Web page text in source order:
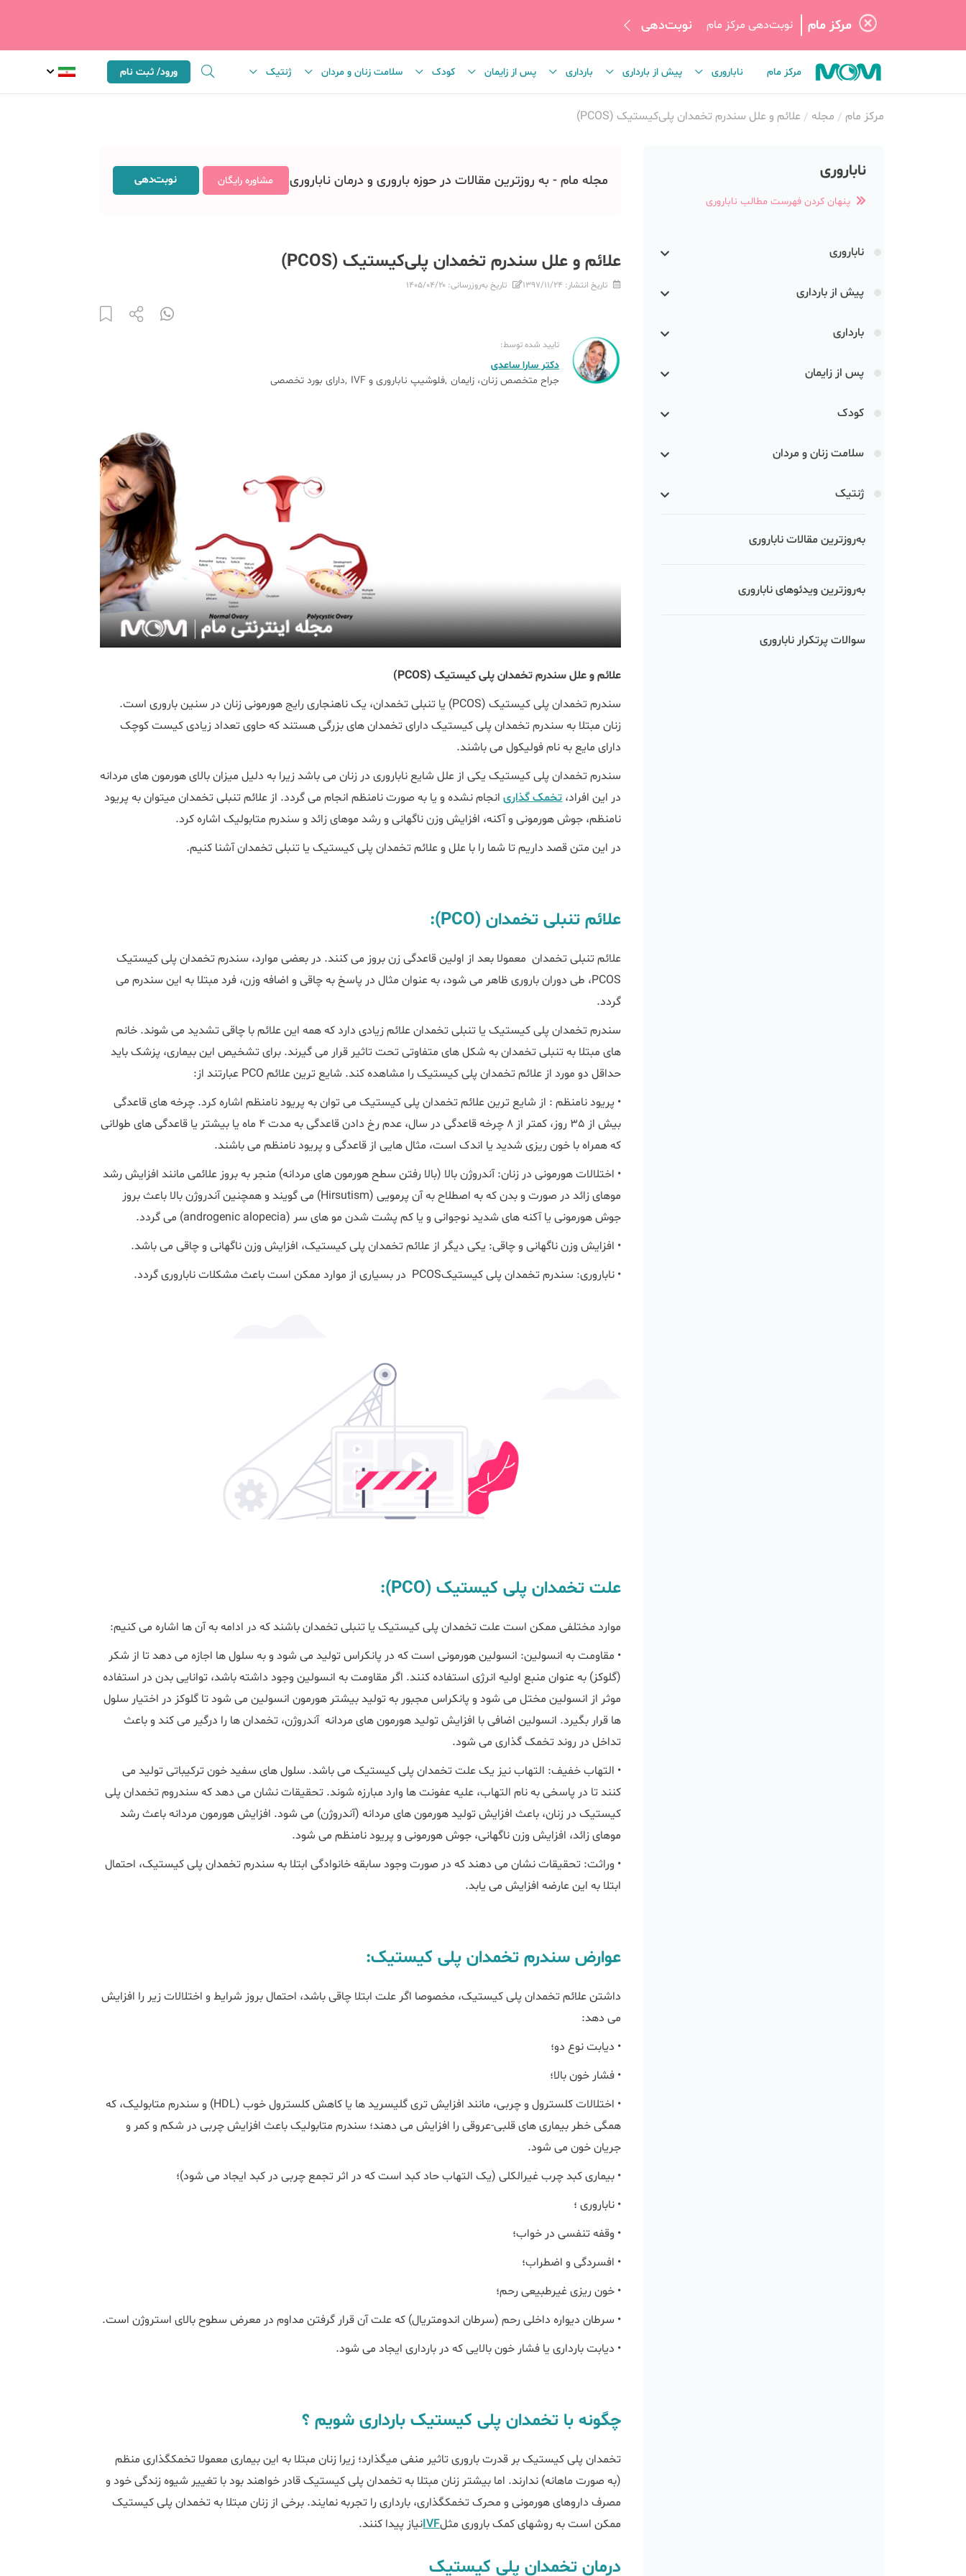
مرکز مام نوبت‌دهی مرکز مام نوبت‌دهی
مرکز مام ناباروری پیش از بارداری بارداری پس از زایمان کودک سلامت زنان و مردان ژنتیک ورود/ ثبت نام
مرکز مام مجله علائم و علل سندرم تخمدان پلی‌کیستیک (PCOS)
ناباروری
پنهان کردن فهرست مطالب ناباروری
ناباروری
پیش از بارداری
بارداری
پس از زایمان
کودک
سلامت زنان و مردان
ژنتیک
به‌روزترین مقالات ناباروری
به‌روزترین ویدئوهای ناباروری
سوالات پرتکرار ناباروری
مجله مام - به روزترین مقالات در حوزه باروری و درمان ناباروری مشاوره رایگان نوبت‌دهی
علائم و علل سندرم تخمدان پلی‌کیستیک (PCOS)
تاریخ انتشار: ۱۳۹۷/۱۱/۲۴ تاریخ به‌روزرسانی: ۱۴۰۵/۰۴/۲۰
تایید شده توسط:
دکتر سارا ساعدی
جراح متخصص زنان، زایمان فلوشیپ ناباروری و IVF دارای بورد تخصصی
علائم و علل سندرم تخمدان پلی ‌کیستیک (PCOS)
سندرم تخمدان پلی کیستیک (PCOS) یا تنبلی تخمدان، یک ناهنجاری رایج هورمونی زنان در سنین باروری است.
زنان مبتلا به سندرم تخمدان پلی کیستیک دارای تخمدان های بزرگی هستند که حاوی تعداد زیادی کیست کوچک
دارای مایع به نام فولیکول می باشند.
سندرم تخمدان پلی کیستیک یکی از علل شایع ناباروری در زنان می باشد زیرا به دلیل میزان بالای هورمون های مردانه
در این افراد،تخمک گذاری
انجام نشده و یا به صورت نامنظم انجام می گردد. از علائم تنبلی تخمدان می‎توان به پریود
نامنظم، جوش هورمونی و آکنه، افزایش وزن ناگهانی و رشد موهای زائد و سندرم متابولیک اشاره کرد.
در این متن قصد داریم تا شما را با علل و علائم تخمدان پلی کیستیک یا تنبلی تخمدان آشنا کنیم.
علائم تنبلی تخمدان (PCO):
علائم تنبلی تخمدان معمولا بعد از اولین قاعدگی زن بروز می کنند. در بعضی موارد، سندرم تخمدان پلی کیستیک
PCOS، طی دوران باروری ظاهر می شود، به عنوان مثال در پاسخ به چاقی و اضافه وزن، فرد مبتلا به این سندرم می
گردد.
سندرم تخمدان پلی کیستیک یا تنبلی تخمدان علائم زیادی دارد که همه این علائم با چاقی تشدید می شوند. خانم
های مبتلا به تنبلی تخمدان به شکل های متفاوتی تحت تاثیر قرار می گیرند. برای تشخیص این بیماری، پزشک باید
حداقل دو مورد از علائم تخمدان پلی کیستیک را مشاهده کند. شایع ترین علائم PCO عبارتند از:
• پریود نامنظم : از شایع ترین علائم تخمدان پلی کیستیک می توان به پریود نامنظم اشاره کرد. چرخه های قاعدگی
بیش از 35 روز، کمتر از 8 چرخه قاعدگی در سال، عدم رخ دادن قاعدگی به مدت 4 ماه یا بیشتر یا قاعدگی های طولانی
که همراه با خون ریزی شدید یا اندک است، مثال هایی از قاعدگی و پریود نامنظم می باشند.
• اختلالات هورمونی در زنان: آندروژن بالا (بالا رفتن سطح هورمون های مردانه) منجر به بروز علائمی مانند افزایش رشد
موهای زائد در صورت و بدن که به اصطلاح به آن پرمویی (Hirsutism) می گویند و همچنین آندروژن بالا باعث بروز
جوش هورمونی یا آکنه های شدید نوجوانی و یا کم پشت شدن مو های سر (androgenic alopecia) می گردد.
• افزایش وزن ناگهانی و چاقی: یکی دیگر از علائم تخمدان پلی کیستیک، افزایش وزن ناگهانی و چاقی می باشد.
• ناباروری: سندرم تخمدان پلی کیستیکPCOS در بسیاری از موارد ممکن است باعث مشکلات ناباروری گردد.
علت تخمدان پلی کیستیک (PCO):
موارد مختلفی ممکن است علت تخمدان پلی کیستیک یا تنبلی تخمدان باشند که در ادامه به آن ها اشاره می کنیم:
• مقاومت به انسولین: انسولین هورمونی است که در پانکراس تولید می شود و به سلول ها اجازه می دهد تا از شکر
(گلوکز) به عنوان منبع اولیه انرژی استفاده کنند. اگر مقاومت به انسولین وجود داشته باشد، توانایی بدن در استفاده
موثر از انسولین مختل می شود و پانکراس مجبور به تولید بیشتر هورمون انسولین می شود تا گلوکز در اختیار سلول
ها قرار بگیرد. انسولین اضافی با افزایش تولید هورمون های مردانه آندروژن، تخمدان ها را درگیر می کند و باعث
تداخل در روند تخمک گذاری می شود.
• التهاب خفیف: التهاب نیز یک علت تخمدان پلی کیستیک می باشد. سلول های سفید خون ترکیباتی تولید می
کنند تا در پاسخی به نام التهاب، علیه عفونت ها وارد مبارزه شوند. تحقیقات نشان می دهد که سندروم تخمدان پلی
کیستیک در زنان، باعث افزایش تولید هورمون های مردانه (آندروژن) می شود. افزایش هورمون مردانه باعث رشد
موهای زائد، افزایش وزن ناگهانی، جوش هورمونی و پریود نامنظم می شود.
• وراثت: تحقیقات نشان می دهند که در صورت وجود سابقه خانوادگی ابتلا به سندرم تخمدان پلی کیستیک، احتمال
ابتلا به این عارضه افزایش می یابد.
عوارض سندرم تخمدان پلی کیستیک:
داشتن علائم تخمدان پلی کیستیک، مخصوصا اگر علت ابتلا چاقی باشد، احتمال بروز شرایط و اختلالات زیر را افزایش
می دهد:
• دیابت نوع دو؛
• فشار خون بالا؛
• اختلالات کلسترول و چربی، مانند افزایش تری گلیسرید ها یا کاهش کلسترول خوب (HDL) و سندرم متابولیک، که
همگی خطر بیماری های قلبی-عروقی را افزایش می دهند؛ سندرم متابولیک باعث افزایش چربی در شکم و کمر و
جریان خون می شود.
• بیماری کبد چرب غیرالکلی (یک التهاب حاد کبد است که در اثر تجمع چربی در کبد ایجاد می شود)؛
• ناباروری ؛
• وقفه تنفسی در خواب؛
• افسردگی و اضطراب؛
• خون ریزی غیرطبیعی رحم؛
• سرطان دیواره داخلی رحم (سرطان اندومتریال) که علت آن قرار گرفتن مداوم در معرض سطوح بالای استروژن است.
• دیابت بارداری یا فشار خون بالایی که در بارداری ایجاد می شود.
چگونه با تخمدان پلی کیستیک بارداری شویم ؟
تخمدان پلی کیستیک بر قدرت باروری تاثیر منفی می‎گذارد؛ زیرا زنان مبتلا به این بیماری معمولا تخمک‏گذاری منظم
(به صورت ماهانه) ندارند. اما بیشتر زنان مبتلا به تخمدان پلی کیستیک قادر خواهند بود با تغییر شیوه زندگی خود و
مصرف داروهای هورمونی و محرک تخمک‎گذاری، بارداری را تجربه نمایند. برخی از زنان مبتلا به تخمدان پلی کیستیک
ممکن است به روش‎های کمک باروری مثل
IVFنیاز پیدا کنند.
درمان تخمدان پلی کیستیک